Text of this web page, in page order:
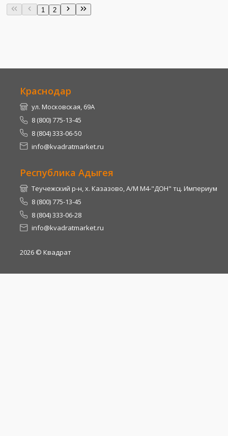
1 2
Краснодар
ул. Московская, 69А
8 (800) 775-13-45
8 (804) 333-06-50
info@kvadratmarket.ru
Республика Адыгея
Теучежский р-н, х. Казазово, А/М М4-"ДОН" тц. Империум
8 (800) 775-13-45
8 (804) 333-06-28
info@kvadratmarket.ru
2026 © Квадрат